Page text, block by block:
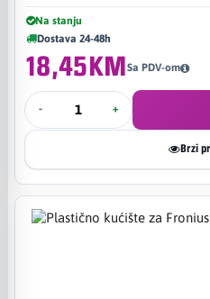
Na stanju
Dostava 24-48h
18,45KMSa PDV-om
- +
Brzi